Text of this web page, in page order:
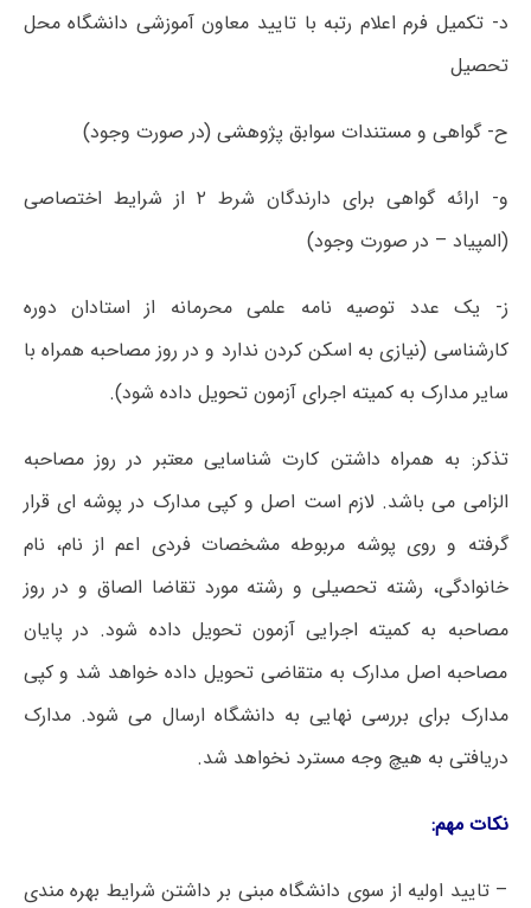
د- تکمیل فرم اعلام رتبه با تایید معاون آموزشی دانشگاه محل
تحصیل
ح- گواهی و مستندات سوابق پژوهشی (در صورت وجود)
و- ارائه گواهی برای دارندگان شرط ۲ از شرایط اختصاصی
(المپیاد – در صورت وجود)
ز- یک عدد توصیه نامه علمی محرمانه از استادان دوره
کارشناسی (نیازی به اسکن کردن ندارد و در روز مصاحبه همراه با
سایر مدارک به کمیته اجرای آزمون تحویل داده شود).
تذکر: به همراه داشتن کارت شناسایی معتبر در روز مصاحبه
الزامی می باشد. لازم است اصل و کپی مدارک در پوشه ای قرار
گرفته و روی پوشه مربوطه مشخصات فردی اعم از نام، نام
خانوادگی، رشته تحصیلی و رشته مورد تقاضا الصاق و در روز
مصاحبه به کمیته اجرایی آزمون تحویل داده شود. در پایان
مصاحبه اصل مدارک به متقاضی تحویل داده خواهد شد و کپی
مدارک برای بررسی نهایی به دانشگاه ارسال می شود. مدارک
دریافتی به هیچ وجه مسترد نخواهد شد.
نکات مهم:
– تایید اولیه از سوی دانشگاه مبنی بر داشتن شرایط بهره مندی